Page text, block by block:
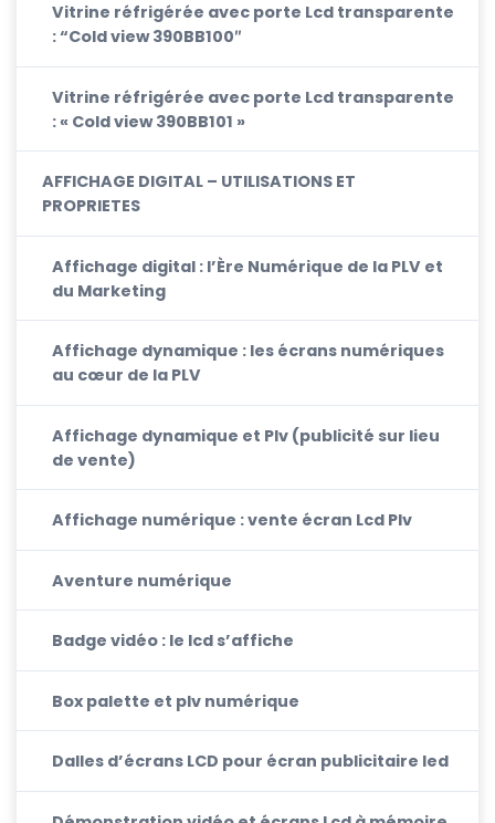
Vitrine réfrigérée avec porte Lcd transparente
: “Cold view 390BB100″
Vitrine réfrigérée avec porte Lcd transparente
: « Cold view 390BB101 »
AFFICHAGE DIGITAL – UTILISATIONS ET
PROPRIETES
Affichage digital : l’Ère Numérique de la PLV et
du Marketing
Affichage dynamique : les écrans numériques
au cœur de la PLV
Affichage dynamique et Plv (publicité sur lieu
de vente)
Affichage numérique : vente écran Lcd Plv
Aventure numérique
Badge vidéo : le lcd s’affiche
Box palette et plv numérique
Dalles d’écrans LCD pour écran publicitaire led